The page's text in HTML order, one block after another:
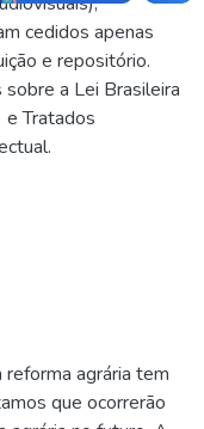
cedidos apenas
e repositório.
a Lei Brasileira
Tratados
reforma agrária tem
que ocorrerão